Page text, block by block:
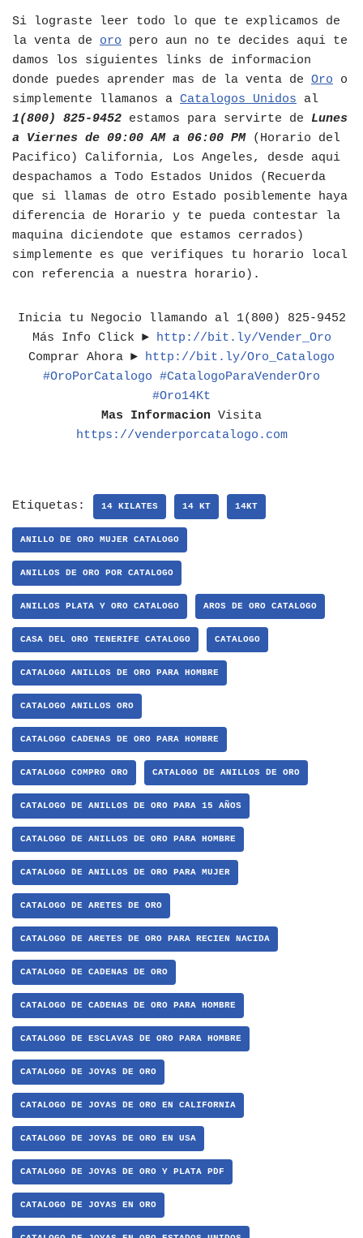
Si lograste leer todo lo que te explicamos de
la venta de oro pero aun no te decides aqui te
damos los siguientes links de informacion
donde puedes aprender mas de la venta de Oro o
simplemente llamanos a Catalogos Unidos al
1(800) 825-9452 estamos para servirte de Lunes
a Viernes de 09:00 AM a 06:00 PM(Horario del
Pacifico) California, Los Angeles, desde aqui
despachamos a Todo Estados Unidos (Recuerda
que si llamas de otro Estado posiblemente haya
diferencia de Horario y te pueda contestar la
maquina diciendote que estamos cerrados)
simplemente es que verifiques tu horario local
con referencia a nuestra horario).
Inicia tu Negocio llamando al 1(800) 825-9452
Más Info Click ► http://bit.ly/Vender_Oro
Comprar Ahora ► http://bit.ly/Oro_Catalogo
#OroPorCatalogo #CatalogoParaVenderOro
#Oro14Kt
Mas Informacion Visita
https://venderporcatalogo.com
Etiquetas: 14 KILATES 14 KT 14KT
ANILLO DE ORO MUJER CATALOGO
ANILLOS DE ORO POR CATALOGO
ANILLOS PLATA Y ORO CATALOGO AROS DE ORO CATALOGO
CASA DEL ORO TENERIFE CATALOGO CATALOGO
CATALOGO ANILLOS DE ORO PARA HOMBRE
CATALOGO ANILLOS ORO
CATALOGO CADENAS DE ORO PARA HOMBRE
CATALOGO COMPRO ORO CATALOGO DE ANILLOS DE ORO
CATALOGO DE ANILLOS DE ORO PARA 15 AÑOS
CATALOGO DE ANILLOS DE ORO PARA HOMBRE
CATALOGO DE ANILLOS DE ORO PARA MUJER
CATALOGO DE ARETES DE ORO
CATALOGO DE ARETES DE ORO PARA RECIEN NACIDA
CATALOGO DE CADENAS DE ORO
CATALOGO DE CADENAS DE ORO PARA HOMBRE
CATALOGO DE ESCLAVAS DE ORO PARA HOMBRE
CATALOGO DE JOYAS DE ORO
CATALOGO DE JOYAS DE ORO EN CALIFORNIA
CATALOGO DE JOYAS DE ORO EN USA
CATALOGO DE JOYAS DE ORO Y PLATA PDF
CATALOGO DE JOYAS EN ORO